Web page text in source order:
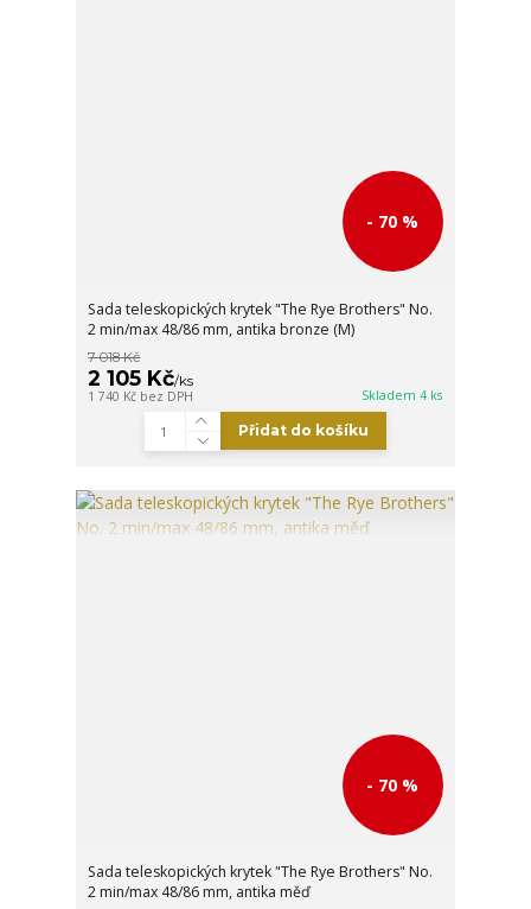
- 70 %
Sada teleskopických krytek "The Rye Brothers" No.
2 min/max 48/86 mm, antika bronze (M)
7 018 Kč
2 105 Kč/ks
1 740 Kč bez DPH Skladem 4 ks
Přidat do košíku
- 70 %
Sada teleskopických krytek "The Rye Brothers" No.
2 min/max 48/86 mm, antika měď